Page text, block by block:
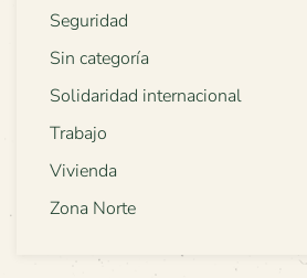
Seguridad
Sin categoría
Solidaridad internacional
Trabajo
Vivienda
Zona Norte